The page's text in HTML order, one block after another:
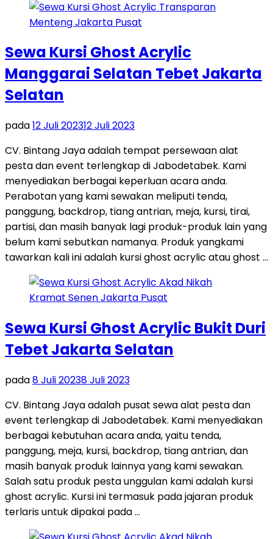
Sewa Kursi Ghost Acrylic
Manggarai Selatan Tebet Jakarta
Selatan
pada12 Juli 202312 Juli 2023
CV. Bintang Jaya adalah tempat persewaan alat
pesta dan event terlengkap di Jabodetabek. Kami
menyediakan berbagai keperluan acara anda.
Perabotan yang kami sewakan meliputi tenda,
panggung, backdrop, tiang antrian, meja, kursi, tirai,
partisi, dan masih banyak lagi produk-produk lain yang
belum kami sebutkan namanya. Produk yangkami
tawarkan kali ini adalah kursi ghost acrylic atau ghost …
Sewa Kursi Ghost Acrylic Bukit Duri
Tebet Jakarta Selatan
pada8 Juli 20238 Juli 2023
CV. Bintang Jaya adalah pusat sewa alat pesta dan
event terlengkap di Jabodetabek. Kami menyediakan
berbagai kebutuhan acara anda, yaitu tenda,
panggung, meja, kursi, backdrop, tiang antrian, dan
masih banyak produk lainnya yang kami sewakan.
Salah satu produk pesta unggulan kami adalah kursi
ghost acrylic. Kursi ini termasuk pada jajaran produk
terlaris untuk dipakai pada …